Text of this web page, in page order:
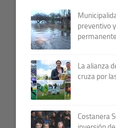
preventivo
La alianza
cruza por
Costanera